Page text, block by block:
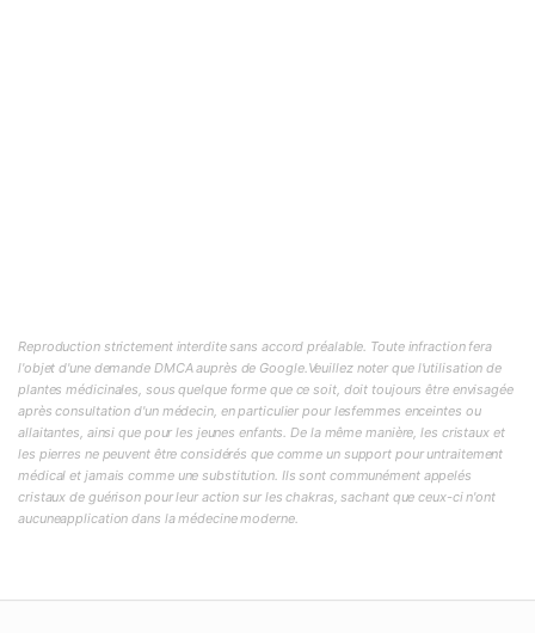
Reproduction strictement interdite sans accord préalable. Toute infraction fera
l'objet d'une demande DMCA auprès de Google.Veuillez noter que l'utilisation de
plantes médicinales, sous quelque forme que ce soit, doit toujours être envisagée
après consultation d'un médecin, en particulier pour lesfemmes enceintes ou
allaitantes, ainsi que pour les jeunes enfants. De la même manière, les cristaux et
les pierres ne peuvent être considérés que comme un support pour untraitement
médical et jamais comme une substitution. Ils sont communément appelés
cristaux de guérison pour leur action sur les chakras, sachant que ceux-ci n'ont
aucuneapplication dans la médecine moderne.